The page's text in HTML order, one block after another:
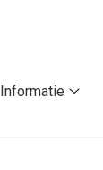
Informatie